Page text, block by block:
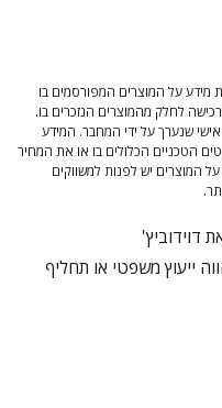
מידע על המוצרים המפורסמים בו
לחלק מהמוצרים הנזכרים בו.
אישי שנערך על ידי המחבר. המידע
הטכניים הכלולים בו או את המחיר
המוצרים יש לפנות למשווקים
ייעוץ משפטי או תחליף